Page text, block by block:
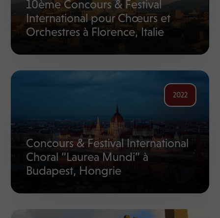
10ème Concours & Festival
International pour Chœurs et
Orchestres à Florence, Italie
2022
Concours & Festival International
Choral “Laurea Mundi” à
Budapest, Hongrie